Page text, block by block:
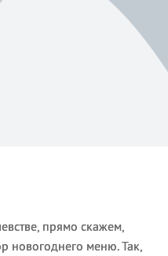
прямо скажем,
новогоднего меню. Так,